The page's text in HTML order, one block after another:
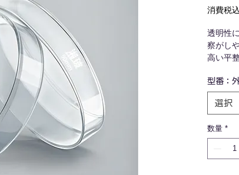
消費税
透明性
察がし
高い平
低熱膨
す。
※製造
納入後
た際は
い。
型番：
選択
数量 *